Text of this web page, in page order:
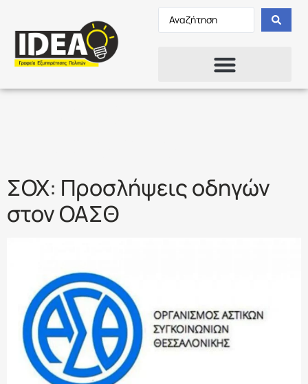
ΣΟΧ: Προσλήψεις οδηγών
στον ΟΑΣΘ